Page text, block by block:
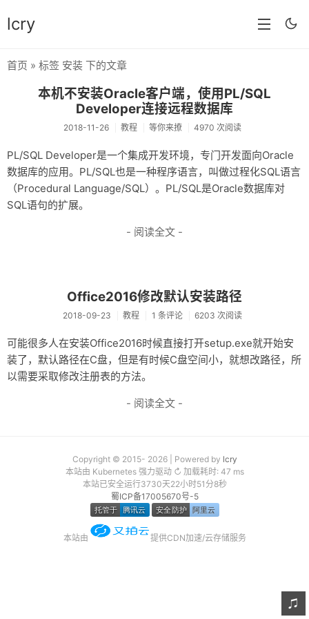
lcry
分类
分享
技术
教程
留言
关于
首页 » 标签 安装 下的文章
本机不安装Oracle客户端，使用PL/SQL
Developer连接远程数据库
2018-11-26 教程 等你来撩 4970 次阅读
PL/SQL Developer是一个集成开发环境，专门开发面向Oracle
数据库的应用。PL/SQL也是一种程序语言，叫做过程化SQL语言
（Procedural Language/SQL）。PL/SQL是Oracle数据库对
SQL语句的扩展。
- 阅读全文 -
Office2016修改默认安装路径
2018-09-23 教程 1 条评论 6203 次阅读
可能很多人在安装Office2016时候直接打开setup.exe就开始安
装了，默认路径在C盘，但是有时候C盘空间小，就想改路径，所
以需要采取修改注册表的方法。
- 阅读全文 -
Copyright © 2015- 2026 | Powered by lcry
本站由 Kubernetes 强力驱动 ↻ 加载耗时: 47 ms
本站已安全运行3730天22小时51分8秒
蜀ICP备17005670号-5
本站由 提供CDN加速/云存储服务